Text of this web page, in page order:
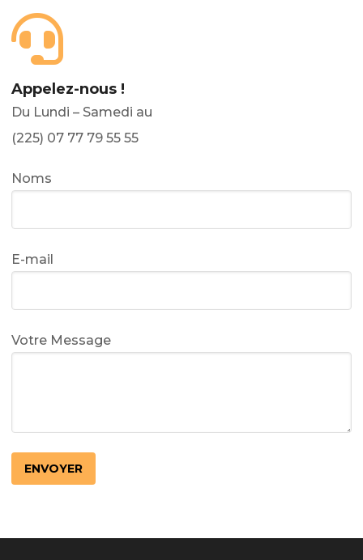
Appelez-nous !
Du Lundi – Samedi au
(225) 07 77 79 55 55
Noms
E-mail
Votre Message
LotoMart
Бай Лото
escort barcelone
https://intimaties.net/es/category/woman-used-
eros houston
albanianescort